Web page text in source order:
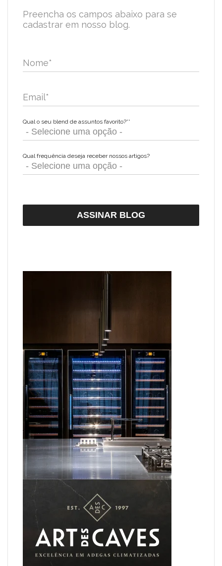
Preencha os campos abaixo para se
cadastrar em nosso blog.
Nome*
Email*
Qual o seu blend de assuntos favorito?**
Qual frequência deseja receber nossos artigos?